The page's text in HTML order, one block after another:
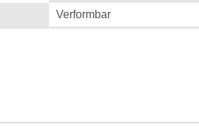
Verformbar